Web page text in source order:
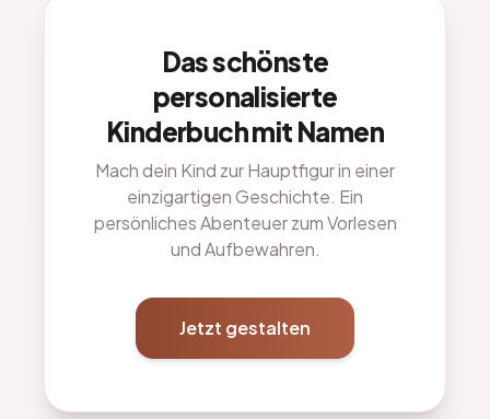
Das schönste
personalisierte
Kinderbuch mit Namen
Mach dein Kind zur Hauptfigur in einer
einzigartigen Geschichte. Ein
persönliches Abenteuer zum Vorlesen
und Aufbewahren.
Jetzt gestalten